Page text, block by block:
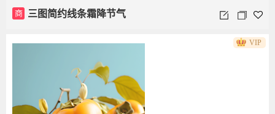
商 三图简约线条霜降节气
VIP